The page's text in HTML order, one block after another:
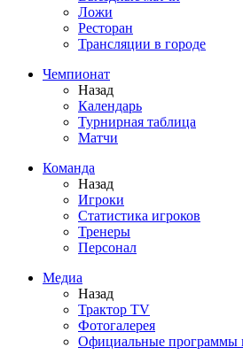
Ложи
Ресторан
Трансляции в городе
Чемпионат
Назад
Календарь
Турнирная таблица
Матчи
Команда
Назад
Игроки
Статистика игроков
Тренеры
Персонал
Медиа
Назад
Трактор TV
Фотогалерея
Официальные программы